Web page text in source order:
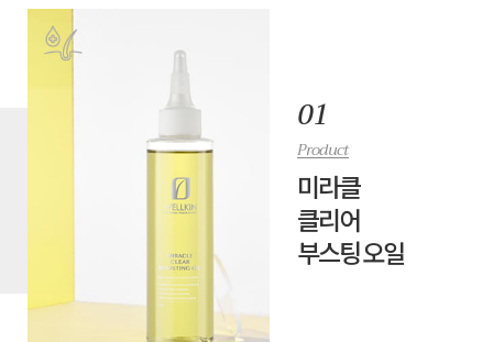
Product
미라클
클리어
부스팅 오일